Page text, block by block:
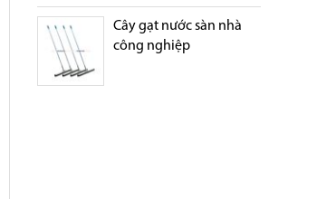
Cây gạt nước sàn nhà
công nghiệp